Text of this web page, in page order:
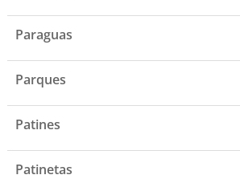
Paraguas
Parques
Patines
Patinetas